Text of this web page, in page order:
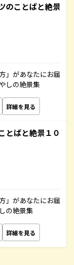
のことばと絶景
」があなたにお届
しの絶景集
詳細を見る
とばと絶景１０
」があなたにお届
の絶景集
詳細を見る